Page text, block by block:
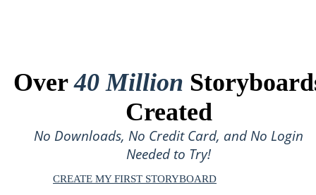
Over40 Million
Created
No Downloads, No Credit Card, and No Login
Needed to Try!
CREATE MY FIRST STORYBOARD